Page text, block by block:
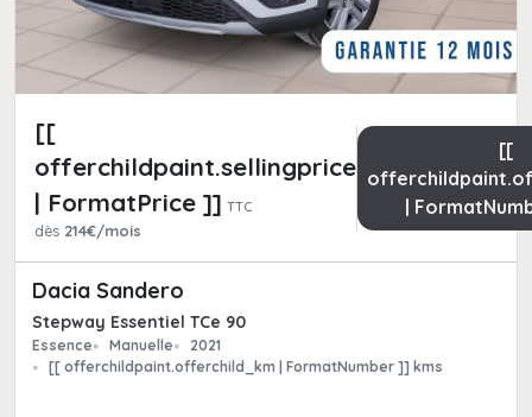
[[
offerchildpaint.sellingpricepart_ttc
| FormatPrice ]] TTC
dès 214€/mois
[[
|
Dacia Sandero
Stepway Essentiel TCe 90
Essence Manuelle
2021
[[ offerchildpaint.offerchild_km | FormatNumber ]] kms